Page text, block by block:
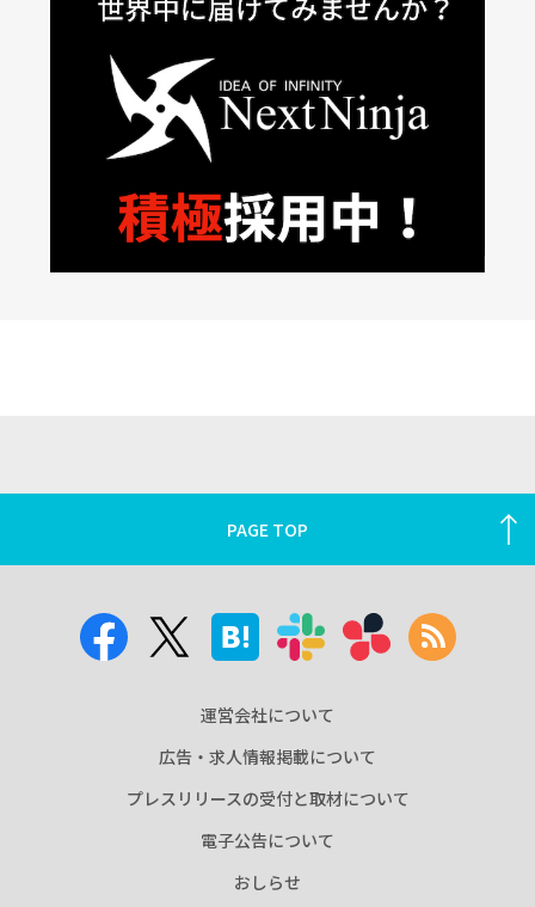
PAGE TOP
運営会社について
広告・求人情報掲載について
プレスリリースの受付と取材について
電子公告について
おしらせ